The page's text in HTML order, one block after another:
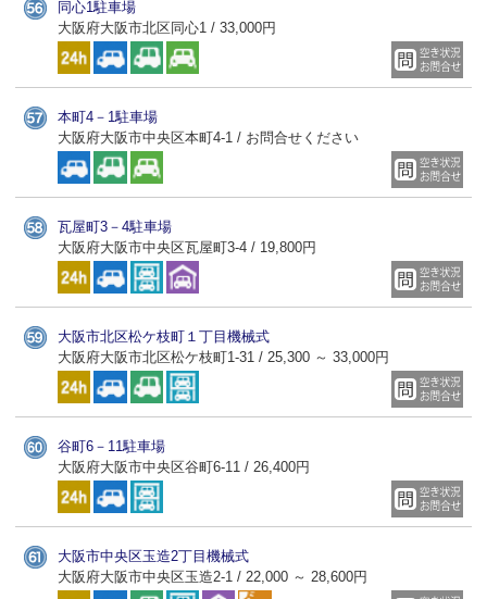
同心1駐車場
大阪府大阪市北区同心1 / 33,000円
本町4－1駐車場
大阪府大阪市中央区本町4-1 / お問合せください
瓦屋町3－4駐車場
大阪府大阪市中央区瓦屋町3-4 / 19,800円
大阪市北区松ケ枝町１丁目機械式
大阪府大阪市北区松ケ枝町1-31 / 25,300 ～ 33,000円
谷町6－11駐車場
大阪府大阪市中央区谷町6-11 / 26,400円
大阪市中央区玉造2丁目機械式
大阪府大阪市中央区玉造2-1 / 22,000 ～ 28,600円